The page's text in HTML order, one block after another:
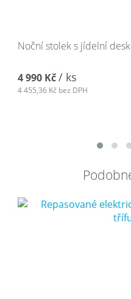
Noční stolek s jídelní
4 990 Kč/ ks
4 455,36 Kč bez DPH